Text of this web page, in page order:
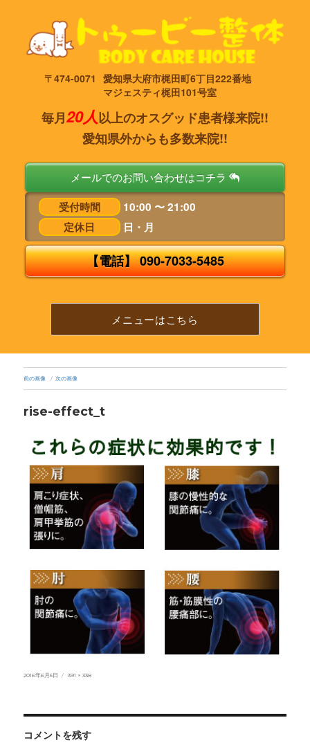
〒474-0071 愛知県大府市梶田町6丁目222番地
マジェスティ梶田101号室
毎月20人以上のオスグッド患者様来院!!
愛知県外からも多数来院!!
メールでのお問い合わせはコチラ
受付時間
10:00 〜 21:00
定休日
日・月
【電話】 090-7033-5485
話
が
か
け
ら
す
メニューはこちら
前の画像 次の画像
rise-effect_t
投
2016年6月5日
フ
391 × 338
コメントを残す